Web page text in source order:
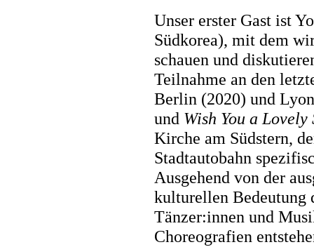
Unser erster Gast ist
Südkorea), mit dem
schauen und
Teilnahme an den
Berlin (2020) und
und Wish You a Lovely
Kirche am Südstern,
Stadtautobahn
Ausgehend von der
kulturellen Bedeutung
Tänzer:innen und
Choreografien